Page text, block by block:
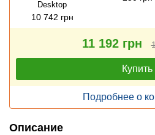
Desktop
10 742 грн
11 192 грн
Купить
Подробнее о
Описание